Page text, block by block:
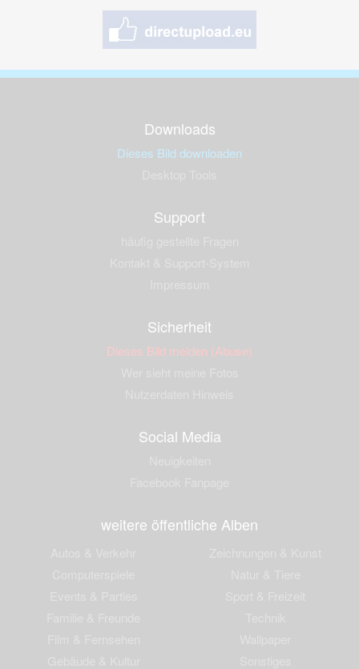
Downloads
Dieses Bild downloaden
Support
Sicherheit
Dieses Bild melden (Abuse)
Social Media
weitere öffentliche Alben